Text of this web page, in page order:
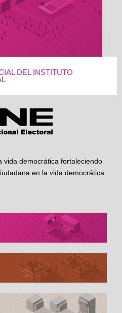
DEL INSTITUTO
vida democrática fortaleciendo
en la vida democrática